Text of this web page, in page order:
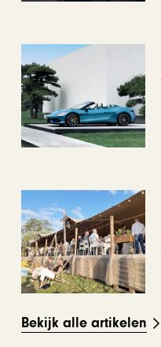
Bekijk alle artikelen